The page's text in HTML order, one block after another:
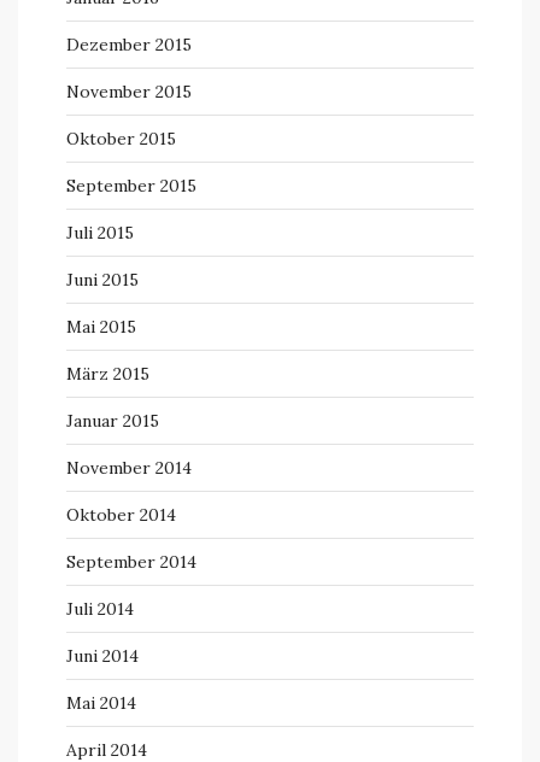
Dezember 2015
November 2015
Oktober 2015
September 2015
Juli 2015
Juni 2015
Mai 2015
März 2015
Januar 2015
November 2014
Oktober 2014
September 2014
Juli 2014
Juni 2014
Mai 2014
April 2014